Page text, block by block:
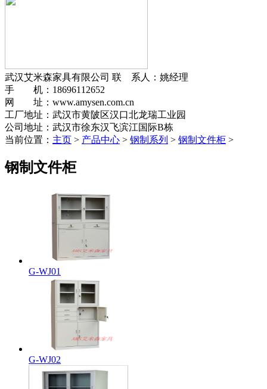
武汉艾米森家具有限公司 联 系人：姚经理
手 机：18696112652
网 址：www.amysen.com.cn
工厂地址：武汉市黄陂区汉口北龙瑞工业园
公司地址：武汉市徐东汉飞滨江国际B栋
当前位置： 主页 > 产品中心 > 钢制系列 > 钢制文件柜 >
钢制文件柜
G-WJ01
G-WJ02